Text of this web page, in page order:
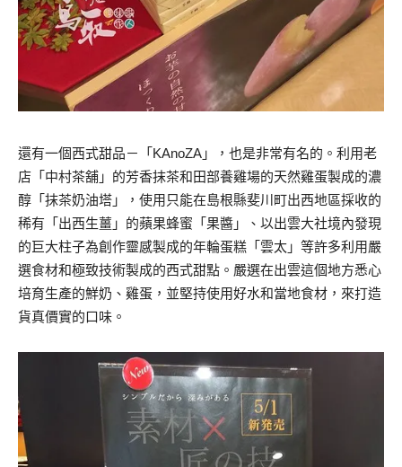
還有一個西式甜品－「KAnoZA」，也是非常有名的。利用老
店「中村茶舖」的芳香抹茶和田部養雞場的天然雞蛋製成的濃
醇「抹茶奶油塔」，使用只能在島根縣斐川町出西地區採收的
稀有「出西生薑」的蘋果蜂蜜「果醬」、以出雲大社境內發現
的巨大柱子為創作靈感製成的年輪蛋糕「雲太」等許多利用嚴
選食材和極致技術製成的西式甜點。嚴選在出雲這個地方悉心
培育生產的鮮奶、雞蛋，並堅持使用好水和當地食材，來打造
貨真價實的口味。